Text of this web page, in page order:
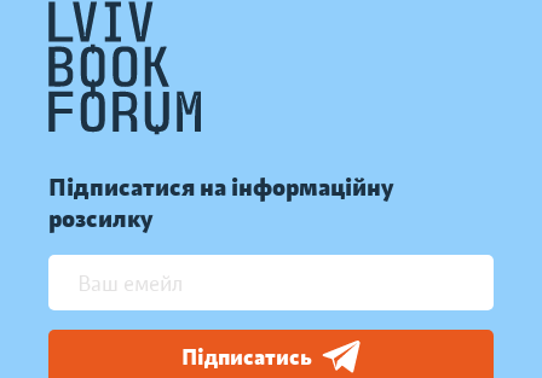
Підписатися на інформаційну
розсилку
Підписатись